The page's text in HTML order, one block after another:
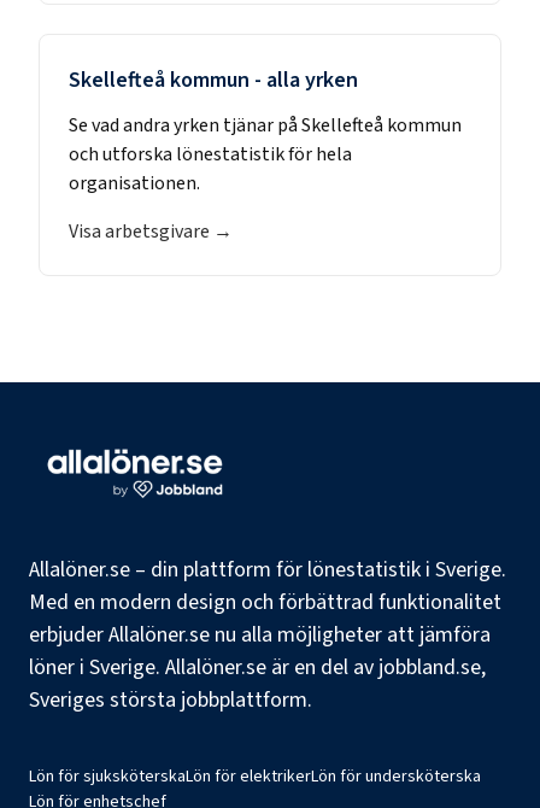
Skellefteå kommun - alla yrken
Se vad andra yrken tjänar påSkellefteå kommun
och utforska lönestatistik för hela
organisationen.
Visa arbetsgivare →
Allalöner.se – din plattform för lönestatistik i Sverige.
Med en modern design och förbättrad funktionalitet
erbjuder Allalöner.se nu alla möjligheter att jämföra
löner i Sverige. Allalöner.se är en del av jobbland.se,
Sveriges största jobbplattform.
Lön för sjuksköterskaLön för elektrikerLön för undersköterska
Lön för enhetschef